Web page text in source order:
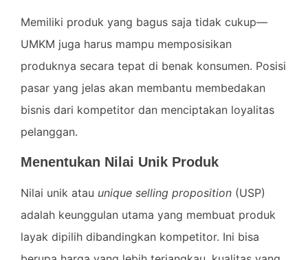
Memiliki produk yang bagus saja tidak cukup—
UMKM juga harus mampu memposisikan
produknya secara tepat di benak konsumen. Posisi
pasar yang jelas akan membantu membedakan
bisnis dari kompetitor dan menciptakan loyalitas
pelanggan.
Menentukan Nilai Unik Produk
Nilai unik atau unique selling proposition (USP)
adalah keunggulan utama yang membuat produk
layak dipilih dibandingkan kompetitor. Ini bisa